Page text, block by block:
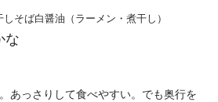
そば白醤油（ラーメン・煮干し）
な
あっさりして食べやすい。でも奥行を